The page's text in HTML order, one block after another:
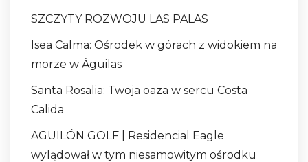
SZCZYTY ROZWOJU LAS PALAS
Isea Calma: Ośrodek w górach z widokiem na
morze w Águilas
Santa Rosalia: Twoja oaza w sercu Costa
Calida
AGUILÓN GOLF | Residencial Eagle
wylądował w tym niesamowitym ośrodku